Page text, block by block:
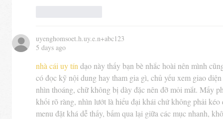
uyenghomsoet.h.uy.e.n+abc123
5 days ago
nhà cái uy tín dạo này thấy bạn bè nhắc hoài nên mình
có đọc kỹ nội dung hay tham gia gì, chủ yếu xem giao
nhìn thoáng, chữ không bị dày đặc nên đỡ mỏi mắt. Mấy
khối rõ ràng, nhìn lướt là hiểu đại khái chứ không phải
menu đặt khá dễ thấy, bấm qua lại giữa các mục nhanh,